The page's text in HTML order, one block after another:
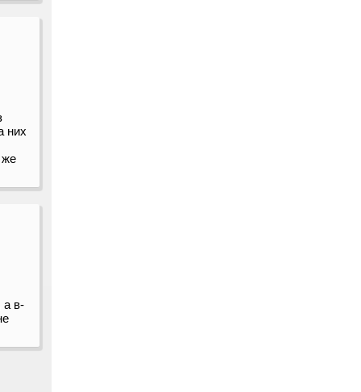
них
же
а в-